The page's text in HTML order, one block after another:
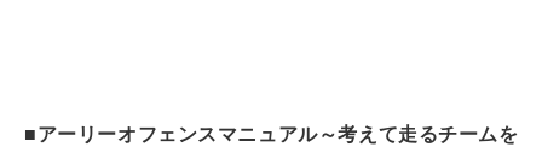
■アーリーオフェンスマニュアル～考えて走るチームを